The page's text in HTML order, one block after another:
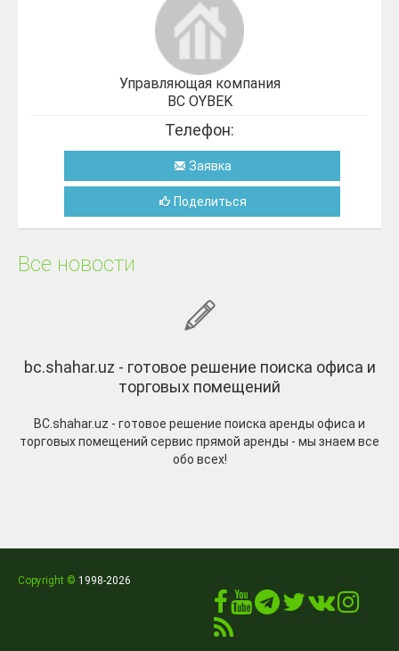
Управляющая компания
BC OYBEK
Телефон:
Заявка
Поделиться
Все новости
bc.shahar.uz - готовое решение поиска офиса и
торговых помещений
BC.shahar.uz - готовое решение поиска аренды офиса и
торговых помещений сервис прямой аренды - мы знаем все
обо всех!
Copyright © 1998-2026